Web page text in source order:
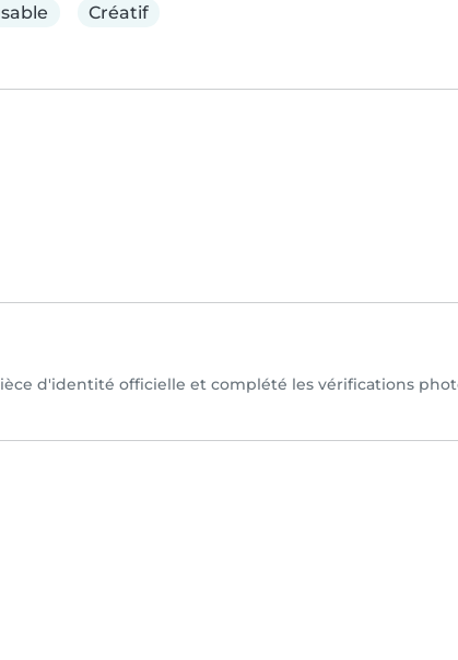
Créatif
d'identité officielle et complété les vérifications